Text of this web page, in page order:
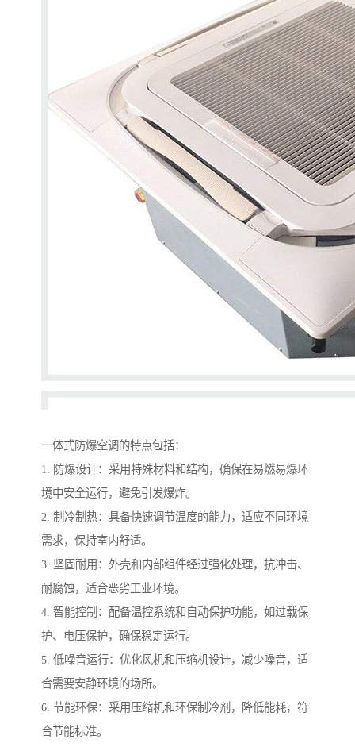
一体式防爆空调的特点包括：
1. 防爆设计：采用特殊材料和结构，确保在易燃易爆环
境中安全运行，避免引发爆炸。
2. 制冷制热：具备快速调节温度的能力，适应不同环境
需求，保持室内舒适。
3. 坚固耐用：外壳和内部组件经过强化处理，抗冲击、
耐腐蚀，适合恶劣工业环境。
4. 智能控制：配备温控系统和自动保护功能，如过载保
护、电压保护，确保稳定运行。
5. 低噪音运行：优化风机和压缩机设计，减少噪音，适
合需要安静环境的场所。
6. 节能环保：采用压缩机和环保制冷剂，降低能耗，符
合节能标准。